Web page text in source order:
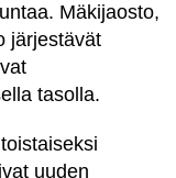
Mäkijaosto,
järjestävät
tasolla.
uuden